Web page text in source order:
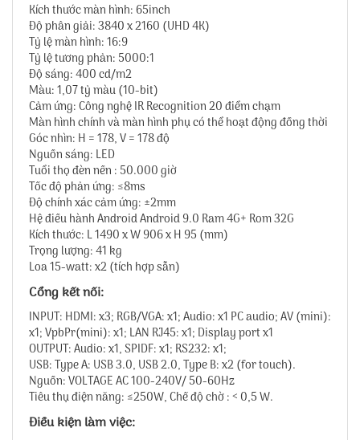
Kích thước màn hình: 65inch
Độ phân giải: 3840 x 2160 (UHD 4K)
Tỷ lệ màn hình: 16:9
Tỷ lệ tương phản: 5000:1
Độ sáng: 400 cd/m2
Màu: 1,07 tỷ màu (10-bit)
Cảm ứng: Công nghệ IR Recognition 20 điểm chạm
Màn hình chính và màn hình phụ có thể hoạt động đồng thời
Góc nhìn: H = 178, V = 178 độ
Nguồn sáng: LED
Tuổi thọ đèn nền : 50.000 giờ
Tốc độ phản ứng: ≤8ms
Độ chính xác cảm ứng: ±2mm
Hệ điều hành Android Android 9.0 Ram 4G+ Rom 32G
Kích thước: L 1490 x W 906 x H 95 (mm)
Trọng lượng: 41 kg
Loa 15-watt: x2 (tích hợp sẵn)
Cổng kết nối:
INPUT: HDMI: x3; RGB/VGA: x1; Audio: x1 PC audio; AV (mini):
x1; VpbPr(mini): x1; LAN RJ45: x1; Display port x1
OUTPUT: Audio: x1, SPIDF: x1; RS232: x1;
USB: Type A: USB 3.0, USB 2.0, Type B: x2 (for touch).
Nguồn: VOLTAGE AC 100-240V/ 50-60Hz
Tiêu thụ điện năng: ≤250W, Chế độ chờ : < 0,5 W.
Điều kiện làm việc: